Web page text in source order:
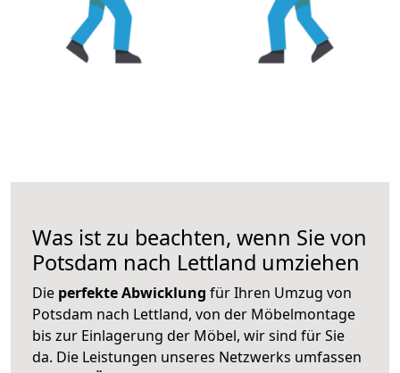
Was ist zu beachten, wenn Sie von
Potsdam nach Lettland umziehen
Die perfekte Abwicklung für Ihren Umzug von
Potsdam nach Lettland, von der Möbelmontage
bis zur Einlagerung der Möbel, wir sind für Sie
da. Die Leistungen unseres Netzwerks umfassen